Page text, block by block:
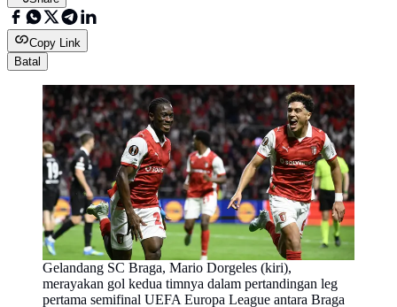
Copy Link
Batal
Gelandang SC Braga, Mario Dorgeles (kiri),
merayakan gol kedua timnya dalam pertandingan leg
pertama semifinal UEFA Europa League antara Braga